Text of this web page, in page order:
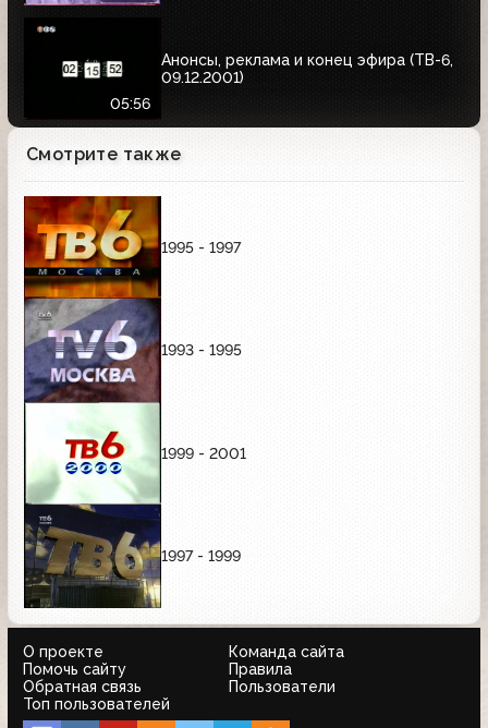
05:56
Анонсы, реклама и конец эфира (ТВ-6,
09.12.2001)
Смотрите также
1995 - 1997
1993 - 1995
1999 - 2001
1997 - 1999
О проекте
Команда сайта
Помочь сайту
Правила
Обратная связь
Пользователи
Топ пользователей